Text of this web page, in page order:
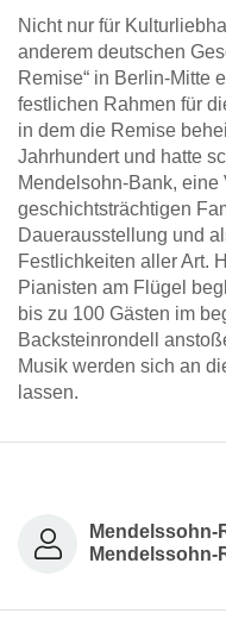
Nicht nur für
anderem deutschen
Remise“ in Berlin-Mitte
festlichen Rahmen für
in dem die Remise
Jahrhundert und hatte
Mendelsohn-Bank, eine
geschichtsträchtigen
Dauerausstellung und
Festlichkeiten aller Art.
Pianisten am Flügel
bis zu 100 Gästen im
Backsteinrondell
Musik werden sich an
lassen.
Mendelssohn-
Mendelssohn-